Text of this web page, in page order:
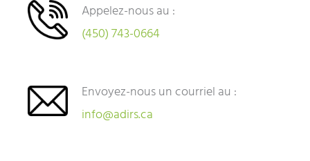
Appelez-nous au :
(450) 743-0664
Envoyez-nous un courriel au :
info@adirs.ca